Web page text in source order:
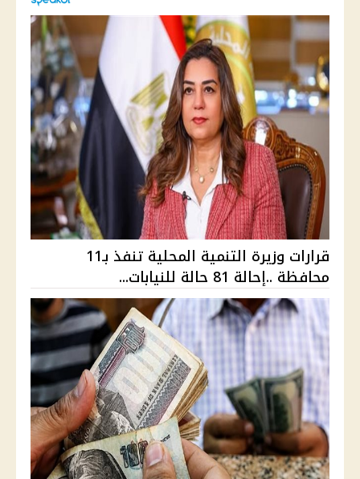
قرارات وزيرة التنمية المحلية تنفذ بـ11
محافظة ..إحالة 81 حالة للنيابات...